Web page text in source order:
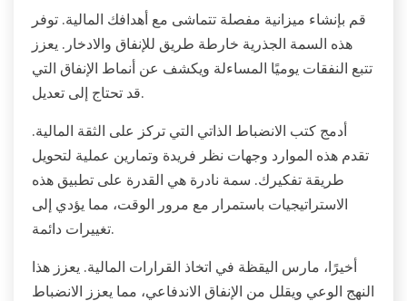
قم بإنشاء ميزانية مفصلة تتماشى مع أهدافك المالية. توفر
هذه السمة الجذرية خارطة طريق للإنفاق والادخار. يعزز
تتبع النفقات يوميًا المساءلة ويكشف عن أنماط الإنفاق التي
قد تحتاج إلى تعديل.
أدمج كتب الانضباط الذاتي التي تركز على الثقة المالية.
تقدم هذه الموارد وجهات نظر فريدة وتمارين عملية لتحويل
طريقة تفكيرك. سمة نادرة هي القدرة على تطبيق هذه
الاستراتيجيات باستمرار مع مرور الوقت، مما يؤدي إلى
تغييرات دائمة.
أخيرًا، مارس اليقظة في اتخاذ القرارات المالية. يعزز هذا
النهج الوعي ويقلل من الإنفاق الاندفاعي، مما يعزز الانضباط